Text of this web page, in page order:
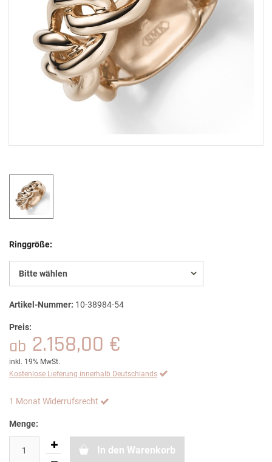
Ringgröße:
Bitte wählen
Artikel-Nummer: 10-38984-54
Preis:
ab 2.158,00 €
inkl. 19% MwSt.
Kostenlose Lieferung innerhalb Deutschlands
1 Monat Widerrufsrecht
Menge:
In den Warenkorb